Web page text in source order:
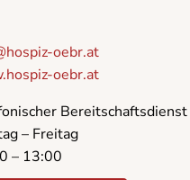
oebr.at
oebr.at
Bereitschaftsdienst
– Freitag
– 13:00